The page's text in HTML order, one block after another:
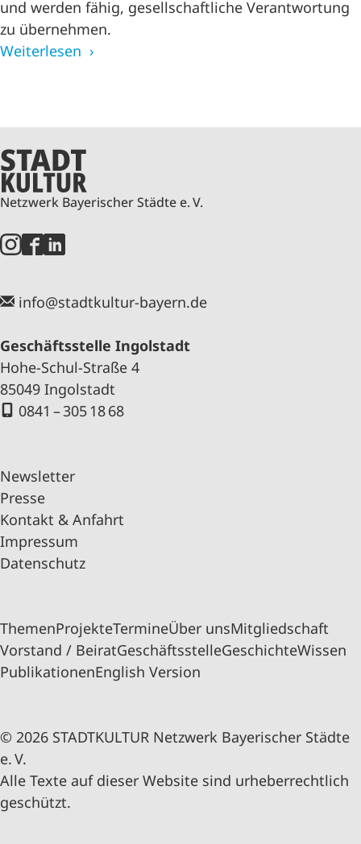
und werden fähig, gesellschaftliche Verantwortung
zu übernehmen.
Weiterlesen
Netzwerk Bayerischer Städte e. V.
info@stadtkultur-bayern.de
Geschäftsstelle Ingolstadt
Hohe-Schul-Straße 4
85049 Ingolstadt
0841 – 305 18 68
Newsletter
Presse
Kontakt & Anfahrt
Impressum
Datenschutz
ThemenProjekteTermineÜber unsMitgliedschaft
Vorstand / BeiratGeschäftsstelleGeschichteWissen
PublikationenEnglish Version
© 2026 STADTKULTUR Netzwerk Bayerischer Städte
e. V.
Alle Texte auf dieser Website sind urheberrechtlich
geschützt.